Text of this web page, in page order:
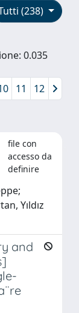
(238)
0.035
11 12
file con
accesso da
definire
Yıldız
and